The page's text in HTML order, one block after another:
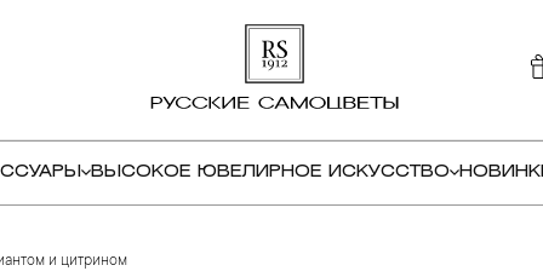
ВЫСОКОЕ ЮВЕЛИРНОЕ ИСКУССТВО
и цитрином